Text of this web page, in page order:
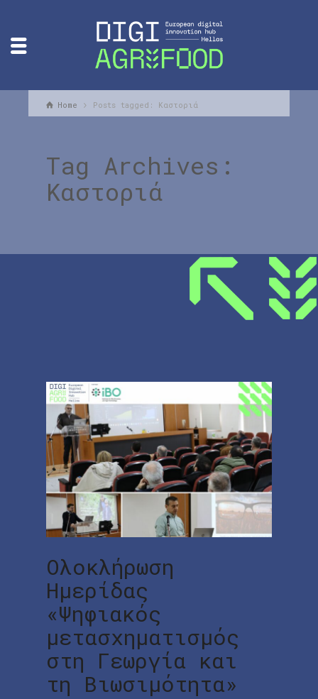
Home Posts tagged: Καστοριά
Tag Archives:
Καστοριά
Ολοκλήρωση
Ημερίδας
«Ψηφιακός
μετασχηματισμός
στη Γεωργία και
τη Βιωσιμότητα»